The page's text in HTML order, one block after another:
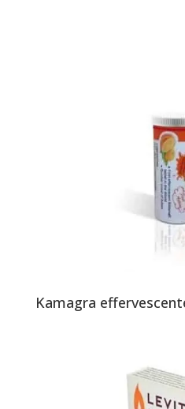
Kamagra